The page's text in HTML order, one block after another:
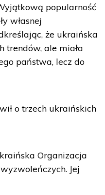
popularność
własnej
że ukraińska
trendów, ale miała
państwa, lecz do
o trzech ukraińskich
Organizacja
Jej